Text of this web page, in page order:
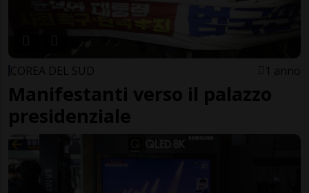
COREA DEL SUD 1 anno
Manifestanti verso il palazzo
presidenziale